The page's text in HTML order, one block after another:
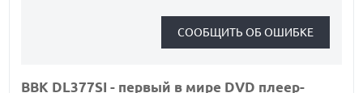
BBK DL377SI - первый в мире DVD плеер-